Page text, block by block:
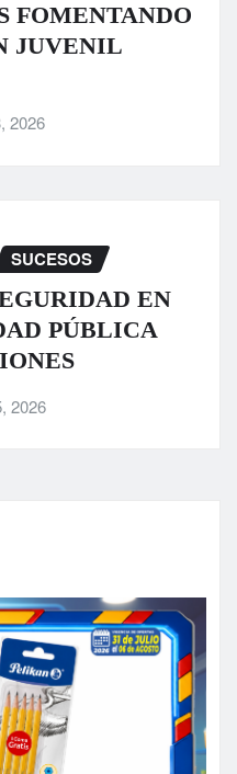
FOMENTANDO
JUVENIL
2026
SUCESOS
EN
PÚBLICA
2026